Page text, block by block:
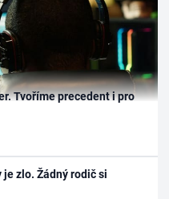
Tvoříme precedent i pro
je zlo. Žádný rodič si